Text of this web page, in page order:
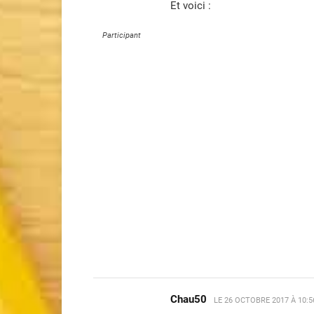
Participant
Et voici :
Chau50 LE 26 OCTOBRE 2017 À